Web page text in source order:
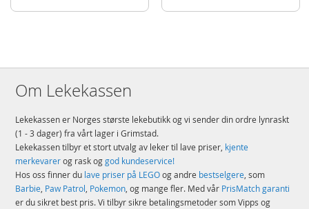
Om Lekekassen
Lekekassen er Norges største lekebutikk og vi sender din ordre lynraskt
(1 - 3 dager) fra vårt lager i Grimstad.
Lekekassen tilbyr et stort utvalg av leker til lave priser, kjente
merkevarerog rask oggod kundeservice!
Hos oss finner du lave priser på LEGOog andre bestselgere, som
Barbie, Paw Patrol, Pokemon, og mange fler. Med vår PrisMatch garanti
er du sikret best pris. Vi tilbyr sikre betalingsmetoder som Vipps og